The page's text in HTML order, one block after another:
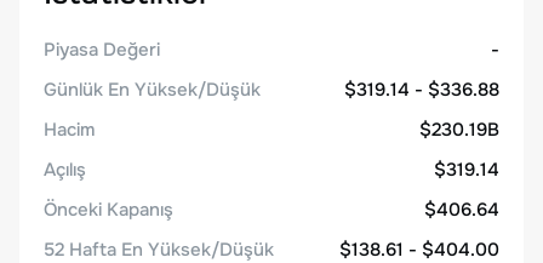
Piyasa Değeri
-
Günlük En Yüksek/Düşük
$319.14 - $336.88
Hacim
$230.19B
Açılış
$319.14
Önceki Kapanış
$406.64
52 Hafta En Yüksek/Düşük
$138.61 - $404.00